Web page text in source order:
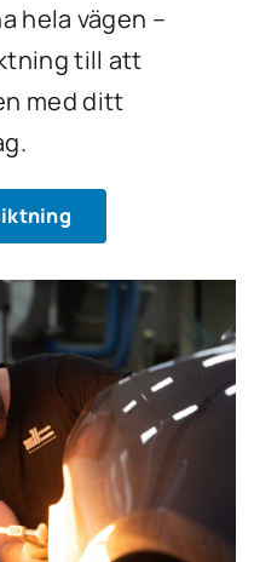
hela vägen –
till att
med ditt